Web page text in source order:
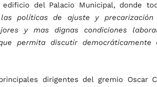
del Palacio Municipal, donde
políticas de ajuste y
y mas dignas condiciones
permita discutir
dirigentes del gremio Oscar